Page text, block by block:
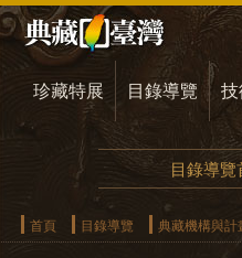
珍藏特展 目錄導覽
目錄導覽
首頁 目錄導覽 典藏機構與計